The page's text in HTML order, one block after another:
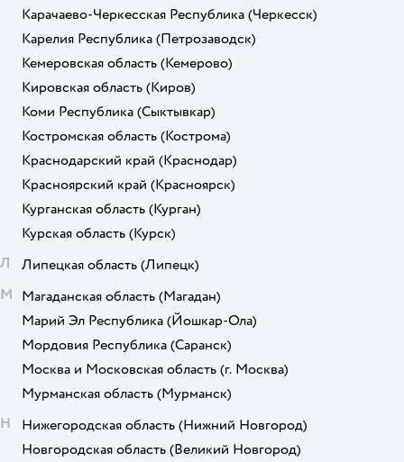
Карачаево-Черкесская Республика (Черкесск)
Карелия Республика (Петрозаводск)
Кемеровская область (Кемерово)
Кировская область (Киров)
Коми Республика (Сыктывкар)
Костромская область (Кострома)
Краснодарский край (Краснодар)
Красноярский край (Красноярск)
Курганская область (Курган)
Курская область (Курск)
Л
Липецкая область (Липецк)
М Магаданская область (Магадан)
Марий Эл Республика (Йошкар-Ола)
Мордовия Республика (Саранск)
Москва и Московская область (г. Москва)
Мурманская область (Мурманск)
Н
Нижегородская область (Нижний Новгород)
Новгородская область (Великий Новгород)